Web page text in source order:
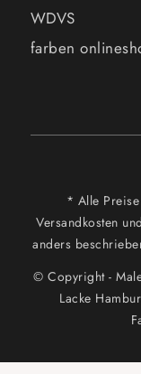
WDVS
farben
* Alle
Versandkosten
anders
© Copyright -
Lacke